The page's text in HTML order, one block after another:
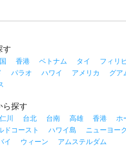
す
香港 ベトナム タイ フィリ
パラオ ハワイ アメリカ グア
ら探す
仁川 台北 台南 高雄 香港 ホ
ドコースト ハワイ島 ニューヨーク
イ ウィーン アムステルダム